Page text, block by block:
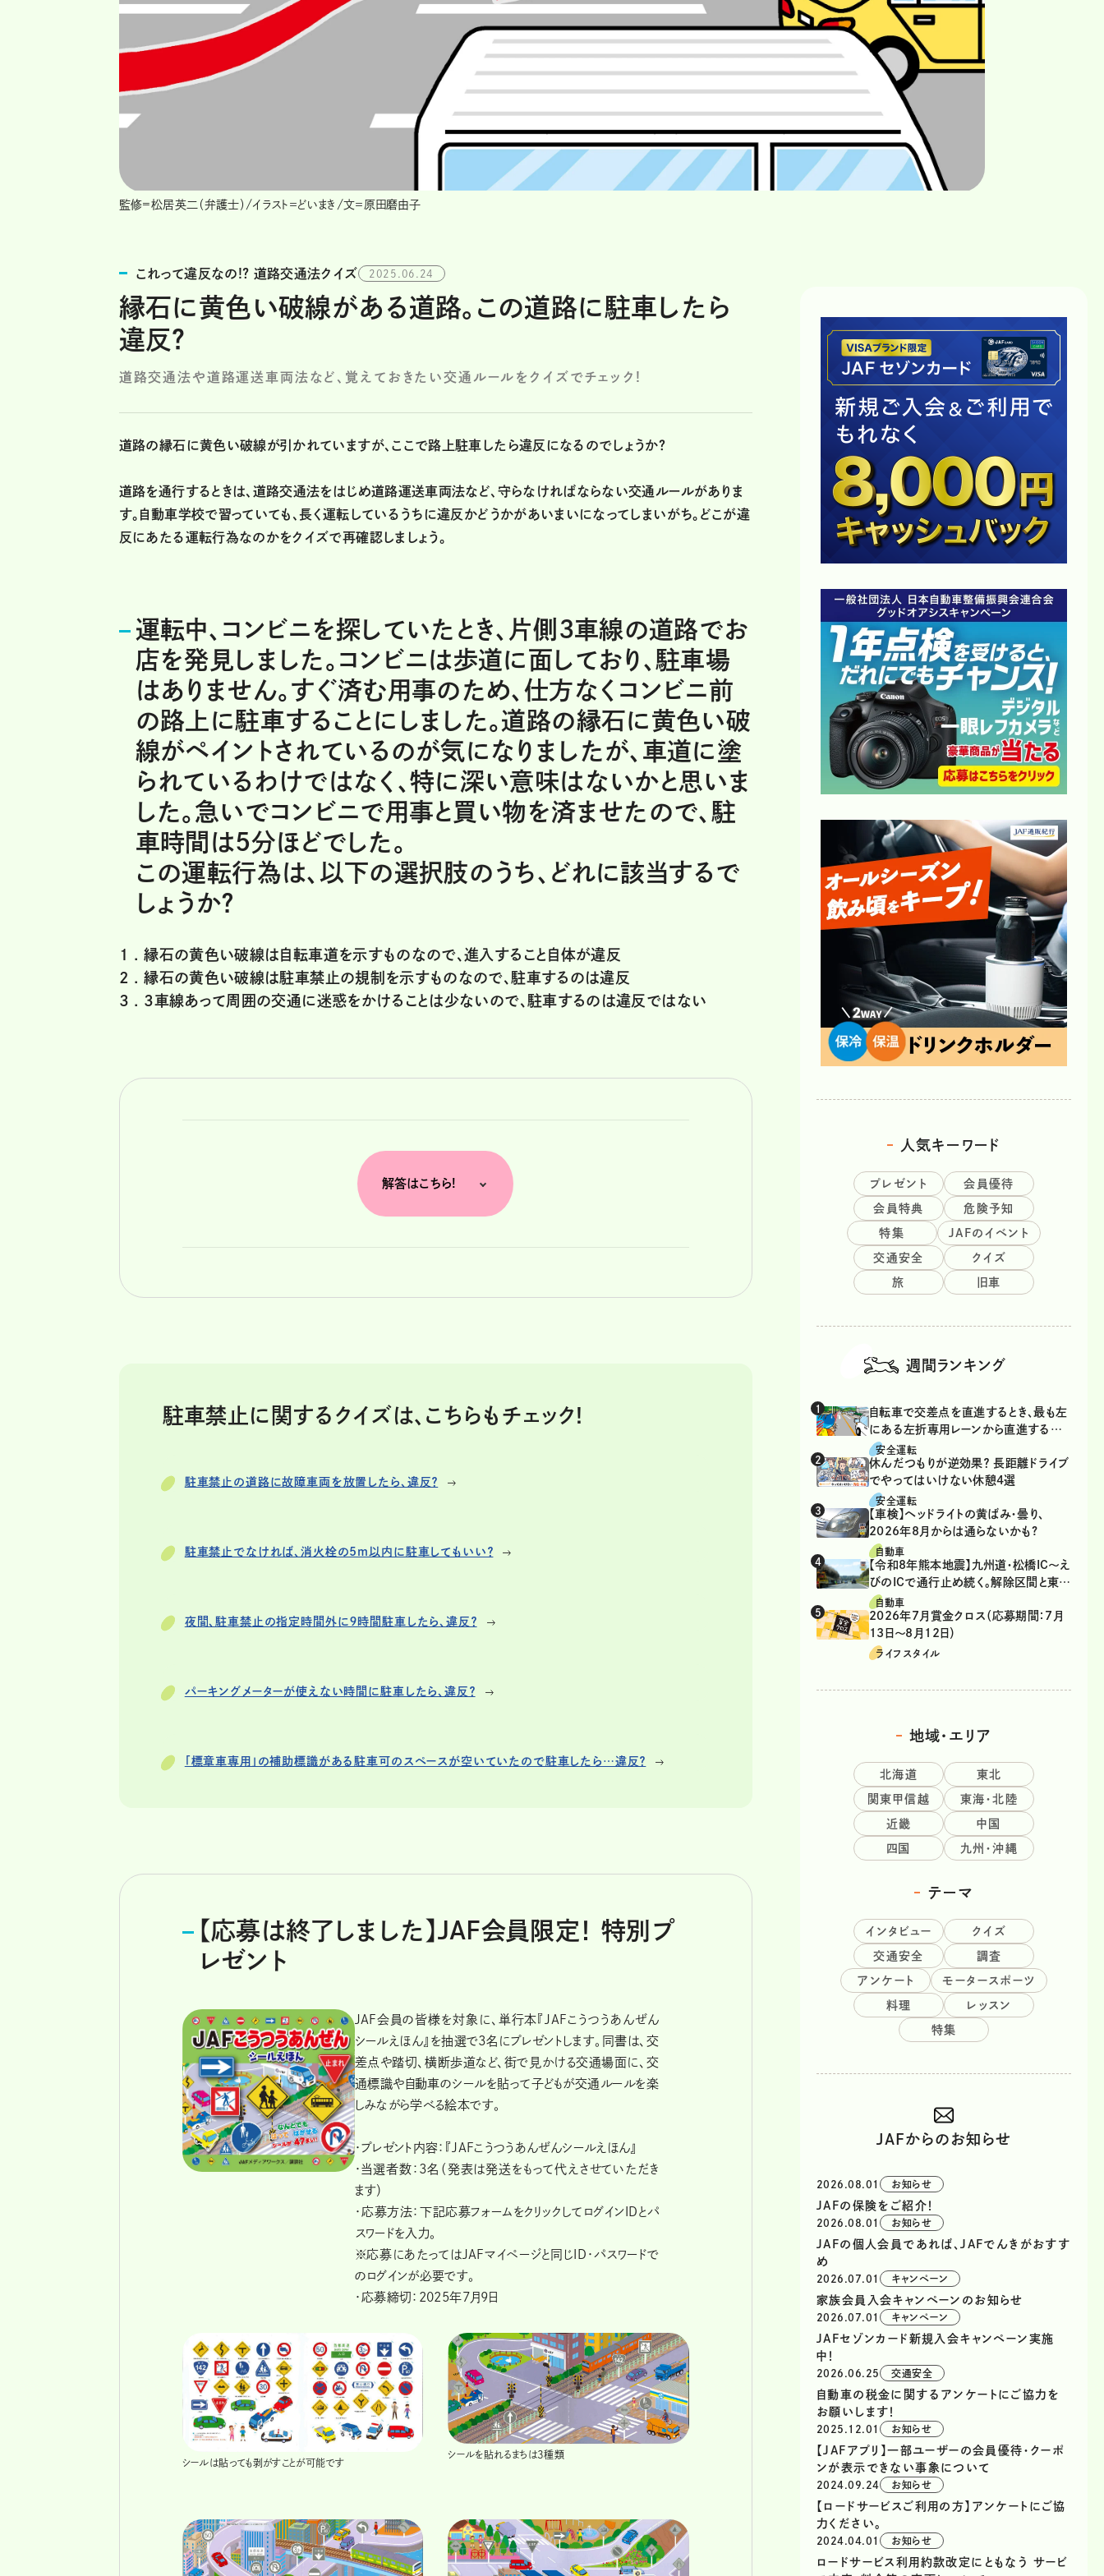
監修=松居英二（弁護士）/イラスト＝どいまき/文＝原田磨由子
これって違反なの!? 道路交通法クイズ 2025.06.24
縁石に黄色い破線がある道路。この道路に駐車したら
違反？
道路交通法や道路運送車両法など、覚えておきたい交通ルールをクイズでチェック!
道路の縁石に黄色い破線が引かれていますが、ここで路上駐車したら違反になるのでしょうか？
道路を通行するときは、道路交通法をはじめ道路運送車両法など、守らなければならない交通ルールがありま
す。自動車学校で習っていても、長く運転しているうちに違反かどうかがあいまいになってしまいがち。どこが違
反にあたる運転行為なのかをクイズで再確認しましょう。
運転中、コンビニを探していたとき、片側3車線の道路でお
店を発見しました。コンビニは歩道に面しており、駐車場
はありません。すぐ済む用事のため、仕方なくコンビニ前
の路上に駐車することにしました。道路の縁石に黄色い破
線がペイントされているのが気になりましたが、車道に塗
られているわけではなく、特に深い意味はないかと思いま
した。急いでコンビニで用事と買い物を済ませたので、駐
車時間は5分ほどでした。
この運転行為は、以下の選択肢のうち、どれに該当するで
しょうか？
1 .縁石の黄色い破線は自転車道を示すものなので、進入すること自体が違反
2 .縁石の黄色い破線は駐車禁止の規制を示すものなので、駐車するのは違反
3 . 3車線あって周囲の交通に迷惑をかけることは少ないので、駐車するのは違反ではない
解答はこちら!
駐車禁止に関するクイズは、こちらもチェック!
駐車禁止の道路に故障車両を放置したら、違反？
駐車禁止でなければ、消火栓の5m以内に駐車してもいい？
夜間、駐車禁止の指定時間外に９時間駐車したら、違反？
パーキングメーターが使えない時間に駐車したら、違反？
「標章車専用」の補助標識がある駐車可のスペースが空いていたので駐車したら…違反？
【応募は終了しました】JAF会員限定！ 特別プ
レゼント
JAF会員の皆様を対象に、単行本『JAFこうつうあんぜん
シールえほん』を抽選で3名にプレゼントします。同書は、交
差点や踏切、横断歩道など、街で見かける交通場面に、交
通標識や自動車のシールを貼って子どもが交通ルールを楽
しみながら学べる絵本です。
・プレゼント内容：『JAFこうつうあんぜんシールえほん』
・当選者数：3名（発表は発送をもって代えさせていただき
ます）
・応募方法：下記応募フォームをクリックしてログインIDとパ
スワードを入力。
※応募にあたってはJAFマイページと同じID・パスワードで
のログインが必要です。
・応募締切：2025年7月9日
シールは貼っても剥がすことが可能です
シールを貼れるまちは3種類
人気キーワード
プレゼント 会員優待
会員特典 危険予知
特集 JAFのイベント
交通安全 クイズ
旅 旧車
週間ランキング
自転車で交差点を直進するとき、最も左
にある左折専用レーンから直進するの
は、違反？
安全運転
休んだつもりが逆効果？ 長距離ドライブ
でやってはいけない休憩4選
安全運転
【車検】ヘッドライトの黄ばみ・曇り、
2026年8月からは通らないかも?
自動車
【令和8年熊本地震】九州道・松橋IC～え
びのICで通行止め続く。解除区間と東九
州道の迂回ルート
自動車
2026年7月賞金クロス（応募期間：7月
13日～8月12日）
ライフスタイル
地域・エリア
北海道 東北
関東甲信越 東海・北陸
近畿 中国
四国 九州・沖縄
テーマ
インタビュー クイズ
交通安全 調査
アンケート モータースポーツ
料理 レッスン
特集
JAFからのお知らせ
2026.08.01 お知らせ
JAFの保険をご紹介！
2026.08.01 お知らせ
JAFの個人会員であれば、JAFでんきがおすす
め
2026.07.01 キャンペーン
家族会員入会キャンペーンのお知らせ
2026.07.01 キャンペーン
JAFセゾンカード新規入会キャンペーン実施
中！
2026.06.25 交通安全
自動車の税金に関するアンケートにご協力を
お願いします！
2025.12.01 お知らせ
【JAFアプリ】一部ユーザーの会員優待・クーポ
ンが表示できない事象について
2024.09.24 お知らせ
【ロードサービスご利用の方】アンケートにご協
力ください。
2024.04.01 お知らせ
ロードサービス利用約款改定にともなう サービ